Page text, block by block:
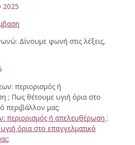
2025
Δίνουμε φωνή στις λέξεις,
περιορισμός ή απελευθέρωση ;
όρια στο επαγγελματικό